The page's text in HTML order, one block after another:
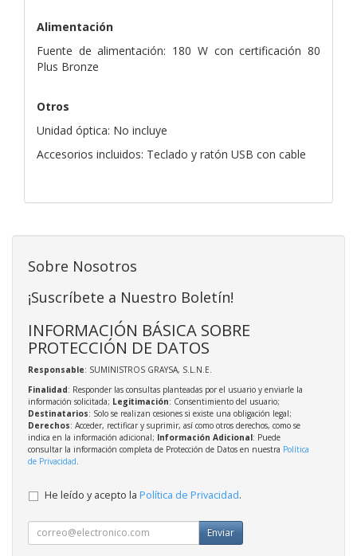
Alimentación
Fuente de alimentación: 180 W con certificación 80
Plus Bronze
Otros
Unidad óptica: No incluye
Accesorios incluidos: Teclado y ratón USB con cable
Sobre Nosotros
¡Suscríbete a Nuestro Boletín!
INFORMACIÓN BÁSICA SOBRE
PROTECCIÓN DE DATOS
Responsable: SUMINISTROS GRAYSA, S.L.N.E.
Finalidad: Responder las consultas planteadas por el usuario y enviarle la
información solicitada; Legitimación: Consentimiento del usuario;
Destinatarios: Solo se realizan cesiones si existe una obligación legal;
Derechos: Acceder, rectificar y suprimir, así como otros derechos, como se
indica en la información adicional; Información Adicional: Puede
consultar la información completa de Protección de Datos en nuestra Política
de Privacidad
He leído y acepto la Política de Privacidad.
Enviar